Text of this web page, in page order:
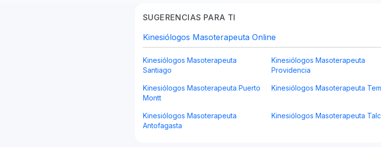
SUGERENCIAS PARA TI
Kinesiólogos Masoterapeuta Online
Kinesiólogos Masoterapeuta
Santiago
Kinesiólogos Masoterapeuta
Providencia
Kinesiólogos Masoterapeuta Puerto
Montt
Kinesiólogos Masoterapeuta
Kinesiólogos Masoterapeuta
Antofagasta
Kinesiólogos Masoterapeuta